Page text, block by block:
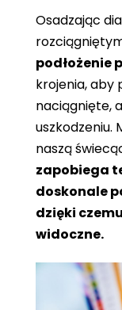
Osadzając
podłożenie
krojenia, aby
naciągnięte,
uszkodzeniu.
naszą
zapobiega
doskonale
dzięki
widoczne.